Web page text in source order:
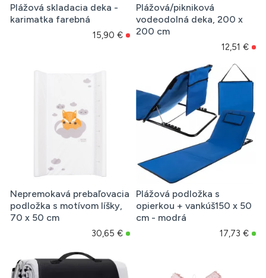
Plážová skladacia deka -
karimatka farebná
15,90 €
Plážová/pikniková
vodeodolná deka, 200 x
200 cm
12,51 €
Nepremokavá prebaľovacia
podložka s motívom líšky,
70 x 50 cm
30,65 €
Plážová podložka s
opierkou + vankúš150 x 50
cm - modrá
17,73 €